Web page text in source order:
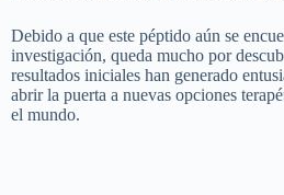
Debido a que este péptido aún se
investigación, queda mucho por
resultados iniciales han generado
abrir la puerta a nuevas opciones
el mundo.